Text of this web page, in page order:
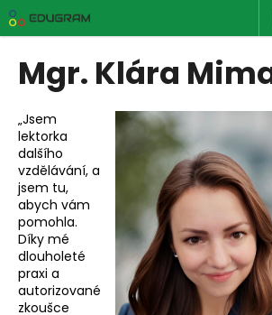
Přejít
na
obsah
Mgr. Klára
„Jsem
lektorka
dalšího
vzdělávání, a
jsem tu,
abych vám
pomohla.
Díky mé
dlouholeté
praxi a
autorizované
zkoušce
K
o
o
p
o
t
ř
e
b
u